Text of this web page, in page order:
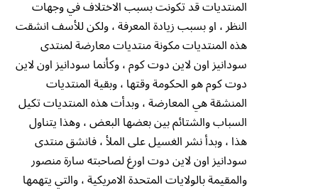
المنتديات قد تكونت بسبب الاختلاف في وجهات
النظر ، او بسبب زيادة المعرفة ، ولكن للأسف انشقت
هذه المنتديات مكونة منتديات معارضة لمنتدى
سودانيز اون لاين دوت كوم ، وكأنما سودانيز اون لاين
دوت كوم هو الحكومة وقتها ، وبقية المنتديات
المنشقة هي المعارضة ، وبدأت هذه المنتديات تكيل
السباب والشتائم بين بعضها البعض ، وهذا يتناول
هذا ، وبدأ نشر الغسيل على الملأ ، فانشق منتدى
سودانيز اون لاين دوت اورغ لصاحبته سارة منصور
والمقيمة بالولايات المتحدة الامريكية ، والتي يتهمها